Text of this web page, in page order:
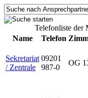
Telefonliste der
Name
Telefon
Sekretariat
/ Zentrale
09201
987-0
OG